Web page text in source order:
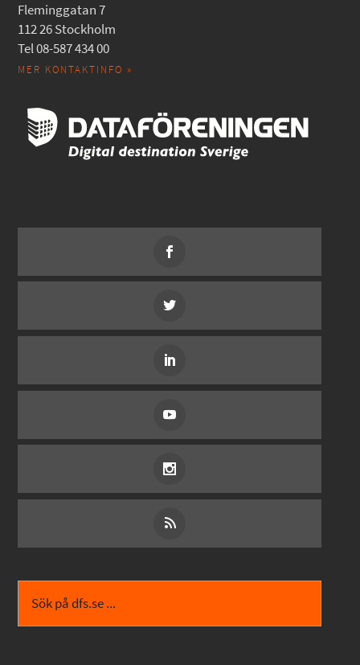
Fleminggatan 7
112 26 Stockholm
Tel 08-587 434 00
MER KONTAKTINFO »